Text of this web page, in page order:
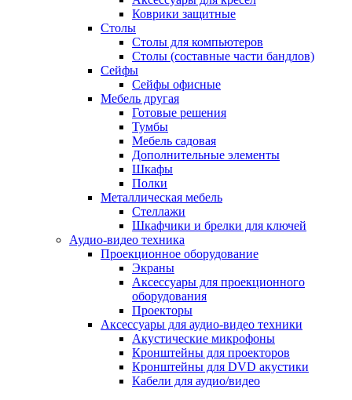
Коврики защитные
Столы
Столы для компьютеров
Столы (составные части бандлов)
Сейфы
Сейфы офисные
Мебель другая
Готовые решения
Тумбы
Мебель садовая
Дополнительные элементы
Шкафы
Полки
Металлическая мебель
Стеллажи
Шкафчики и брелки для ключей
Аудио-видео техника
Проекционное оборудование
Экраны
Аксессуары для проекционного
оборудования
Проекторы
Аксессуары для аудио-видео техники
Акустические микрофоны
Кронштейны для проекторов
Кронштейны для DVD акустики
Кабели для аудио/видео